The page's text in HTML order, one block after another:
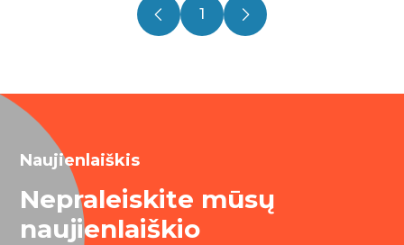
1
Naujienlaiškis
Nepraleiskite mūsų
naujienlaiškio